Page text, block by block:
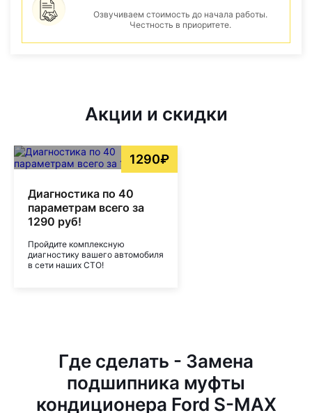
Озвучиваем стоимость до начала работы.
Честность в приоритете.
Акции и скидки
1290₽
Диагностика по 40
параметрам всего за
1290 руб!
Пройдите комплексную
диагностику вашего автомобиля
в сети наших СТО!
Где сделать - Замена
подшипника муфты
кондиционера Ford S-MAX